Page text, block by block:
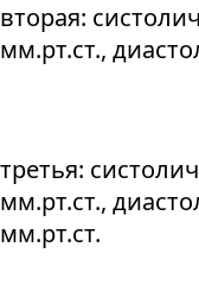
вторая:
мм.рт.ст.,
третья:
мм.рт.ст.,
мм.рт.ст.